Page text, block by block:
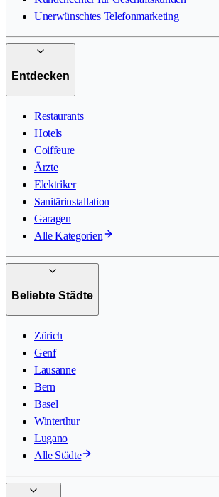
Unerwünschtes Telefonmarketing
Entdecken
Restaurants
Hotels
Coiffeure
Ärzte
Elektriker
Sanitärinstallation
Garagen
Alle Kategorien
Beliebte Städte
Zürich
Genf
Lausanne
Bern
Basel
Winterthur
Lugano
Alle Städte